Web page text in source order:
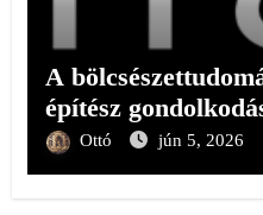
A
építész
Ottó jún 5, 2026